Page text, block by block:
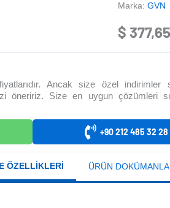
Marka: GVN
$ 377,65
Ancak size özel indirimler
öneririz. Size en uygun çözümleri
+90 212 485 32 28
ÖZELLIKLERI ÜRÜN